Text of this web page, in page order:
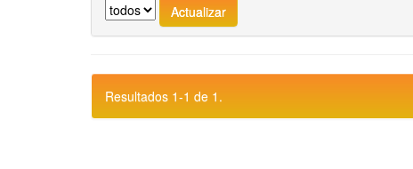
Resultados 1-1 de 1.